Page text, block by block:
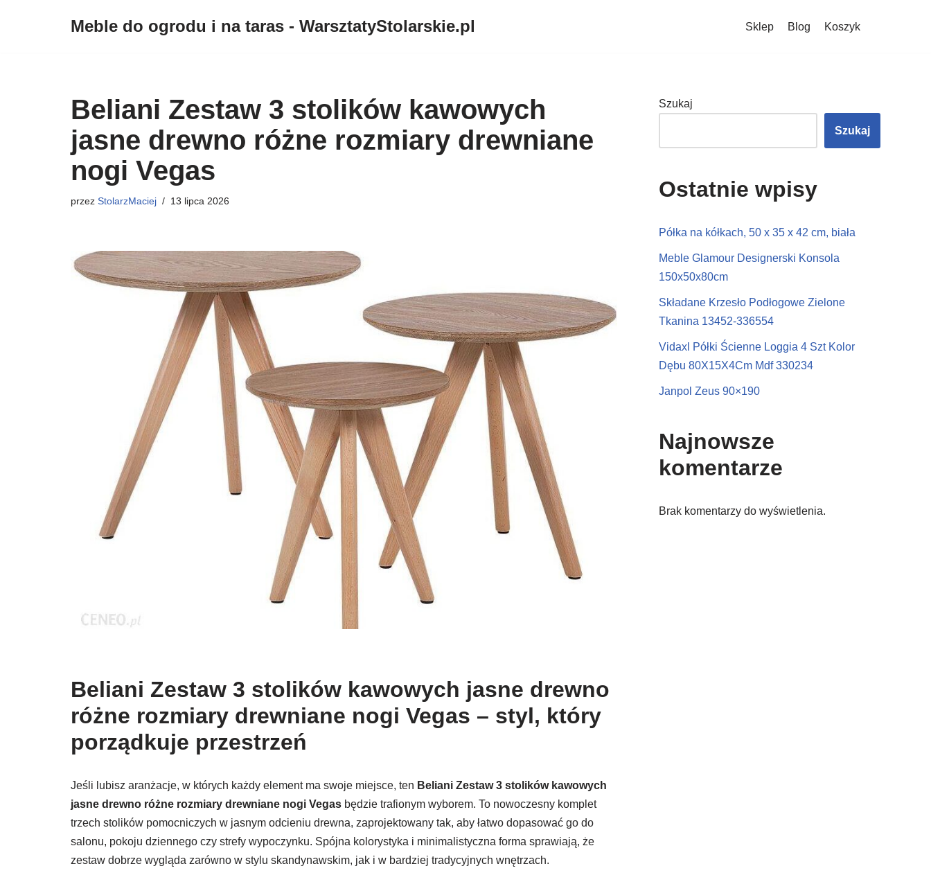
Meble do ogrodu i na taras - WarsztatyStolarskie.pl Sklep Blog Koszyk
Beliani Zestaw 3 stolików kawowych
jasne drewno różne rozmiary drewniane
nogi Vegas
przez StolarzMaciej 13 lipca 2026
Beliani Zestaw 3 stolików kawowych jasne drewno
różne rozmiary drewniane nogi Vegas – styl, który
porządkuje przestrzeń
Jeśli lubisz aranżacje, w których każdy element ma swoje miejsce, ten Beliani Zestaw 3 stolików kawowych
jasne drewno różne rozmiary drewniane nogi Vegas będzie trafionym wyborem. To nowoczesny komplet
trzech stolików pomocniczych w jasnym odcieniu drewna, zaprojektowany tak, aby łatwo dopasować go do
salonu, pokoju dziennego czy strefy wypoczynku. Spójna kolorystyka i minimalistyczna forma sprawiają, że
zestaw dobrze wygląda zarówno w stylu skandynawskim, jak i w bardziej tradycyjnych wnętrzach.
Szukaj
Szukaj
Ostatnie wpisy
Półka na kółkach, 50 x 35 x 42 cm, biała
Meble Glamour Designerski Konsola
150x50x80cm
Składane Krzesło Podłogowe Zielone
Tkanina 13452-336554
Vidaxl Półki Ścienne Loggia 4 Szt Kolor
Dębu 80X15X4Cm Mdf 330234
Janpol Zeus 90×190
Najnowsze
komentarze
Brak komentarzy do wyświetlenia.